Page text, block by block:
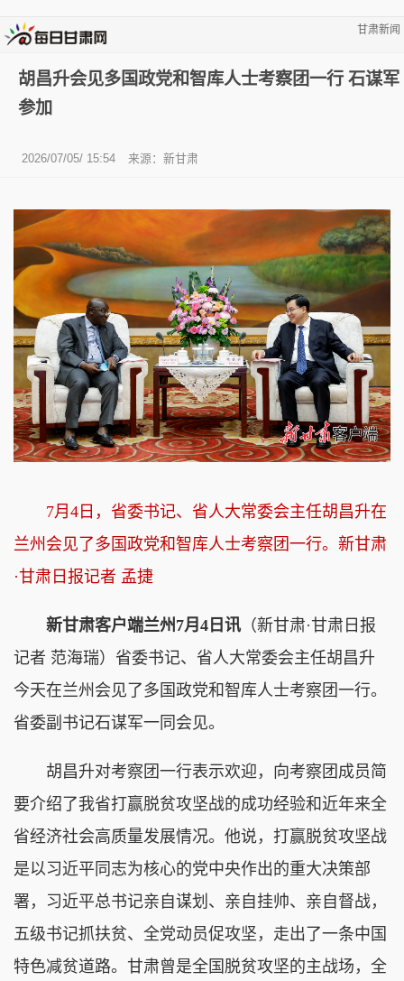
甘肃新闻
胡昌升会见多国政党和智库人士考察团一行 石谋军
参加
2026/07/05/ 15:54 来源：新甘肃
7月4日，省委书记、省人大常委会主任胡昌升在
兰州会见了多国政党和智库人士考察团一行。新甘肃
·甘肃日报记者 孟捷
新甘肃客户端兰州7月4日讯 （新甘肃·甘肃日报
记者 范海瑞）省委书记、省人大常委会主任胡昌升
今天在兰州会见了多国政党和智库人士考察团一行。
省委副书记石谋军一同会见。
胡昌升对考察团一行表示欢迎，向考察团成员简
要介绍了我省打赢脱贫攻坚战的成功经验和近年来全
省经济社会高质量发展情况。他说，打赢脱贫攻坚战
是以习近平同志为核心的党中央作出的重大决策部
署，习近平总书记亲自谋划、亲自挂帅、亲自督战，
五级书记抓扶贫、全党动员促攻坚，走出了一条中国
特色减贫道路。甘肃曾是全国脱贫攻坚的主战场，全